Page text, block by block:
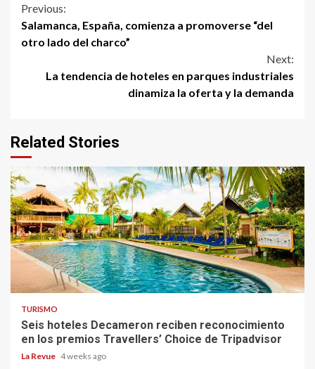
Continue
Reading
Previous:
Salamanca, España, comienza a promoverse “del
otro lado del charco”
Next:
La tendencia de hoteles en parques industriales
dinamiza la oferta y la demanda
Related Stories
TURISMO
Seis hoteles Decameron reciben reconocimiento
en los premios Travellers’ Choice de Tripadvisor
La Revue 4 weeks ago